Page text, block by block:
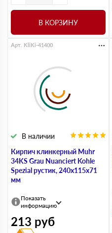
В КОРЗИНУ
Кирпич клинкерный Muhr
34KS Grau Nuanciert Kohle
Spezial рустик, 240х115х71
мм
В наличии
Арт. KliKi-41400
Показать
информацию
213 руб